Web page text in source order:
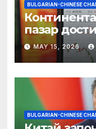
BULGARIAN-CHINESE
пазар
връх
MAY 15, 2026
BULGARIAN-CHINESE